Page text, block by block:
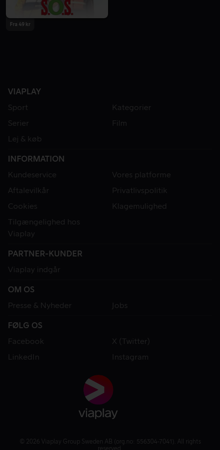
Fra 49 kr
VIAPLAY
Sport
Kategorier
Serier
Film
Lej & køb
INFORMATION
Kundeservice
Vores platforme
Aftalevilkår
Privatlivspolitik
Cookies
Klagemulighed
Tilgængelighed hos
Viaplay
PARTNER-KUNDER
Viaplay indgår
OM OS
Presse & Nyheder
Jobs
FØLG OS
Facebook
X (Twitter)
LinkedIn
Instagram
© 2026 Viaplay Group Sweden AB (org.no: 556304-7041). All rights
reserved.